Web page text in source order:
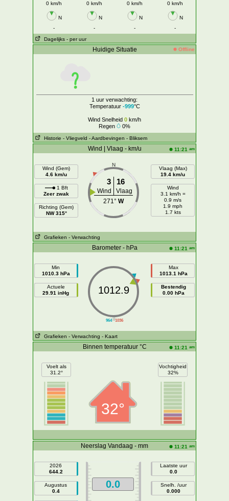
0 km/h 0 km/h 0 km/h 0 km/h
N N N
N
-
- -
-
Dagelijks - per uur
Huidige Situatie Offline
1 uur verwachting:
Temperatuur -999°C
Wind Snelheid 0 km/h
Regen
0%
Historie - Vliegveld - Aardbevingen - Bliksem
Wind | Vlaag - km/u 11:21 am
Wind (Gem)
4.6 km/u
1 Bft
Zeer zwak
Richting (Gem)
NW 315°
N
3 16
Wind
Vlaag
271° W
Vlaag (Max)
19.4 km/u
Wind
3.1 km/h =
0.9 m/s
1.9 mph
1.7 kts
Grafieken - Verwachting
Barometer - hPa 11:21 am
Min
1010.3 hPa
Actuele
29.91 inHg
||
964 1036
1012.9
Max
1013.1 hPa
Bestendig
0.00 hPa
Grafieken - Verwachting - Kaart
Binnen temperatuur °C 11:21 am
Voelt als
31.2°
32°
Vochtigheid
32%
Neerslag Vandaag - mm 11:21 am
2026
644.2
Augustus
0.4
0.0
Laatste uur
0.0
Snelh. /uur
0.000